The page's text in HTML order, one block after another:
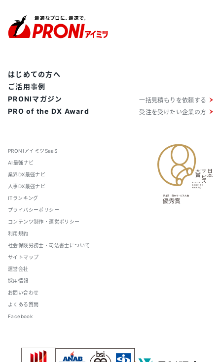
PRONIアイミツSaaS
AI最強ナビ
業界DX最強ナビ
人事DX最強ナビ
ITランキング
プライバシーポリシー
コンテンツ制作・運営ポリシー
利用規約
社会保険労務士・司法書士について
サイトマップ
運営会社
採用情報
お問い合わせ
よくある質問
Facebook
はじめての方へ
ご活用事例
PRONIマガジン
PRO of the DX Award
一括見積もりを依頼する
受注を受けたい企業の方